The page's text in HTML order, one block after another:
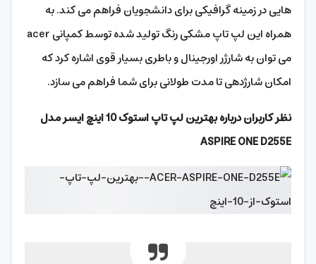
هایی در زمینه گرافیکی برای دانشجویان فراهم می کند. به
همراه این لپ تاپ مشکی رنگ تولید شده توسط کمپانی acer
می توان به شارژر اورجینال و باطری بسیار قوی اشاره کرد که
امکان شارژدهی تا مدت طولانی برای شما فراهم می سازد.
نظر کاربران درباره
بهترین لپ تاپ استوک 10 اینچ ایسر مدل
ASPIRE ONE D255E